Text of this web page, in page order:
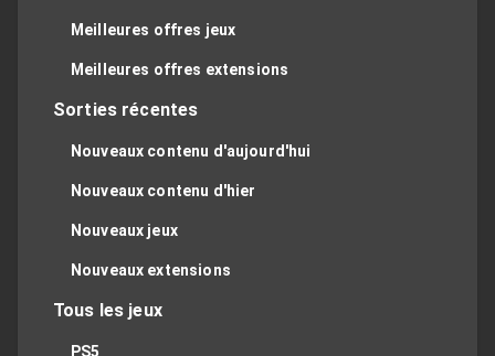
Meilleures offres jeux
Meilleures offres extensions
Sorties récentes
Nouveaux contenu d'aujourd'hui
Nouveaux contenu d'hier
Nouveaux jeux
Nouveaux extensions
Tous les jeux
PS5